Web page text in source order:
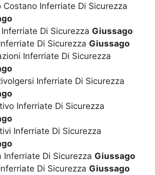
Costano Inferriate Di Sicurezza
Di Sicurezza Giussago
Di Sicurezza Giussago
Inferriate Di Sicurezza
Inferriate Di Sicurezza
Inferriate Di Sicurezza
Inferriate Di Sicurezza
Inferriate Di Sicurezza Giussago
Di Sicurezza Giussago